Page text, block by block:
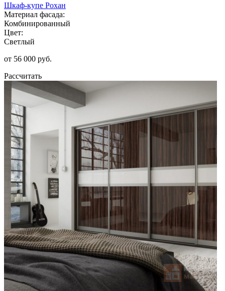
Шкаф-купе Рохан
Материал фасада:
Комбинированный
Цвет:
Светлый
от 56 000 руб.
Рассчитать